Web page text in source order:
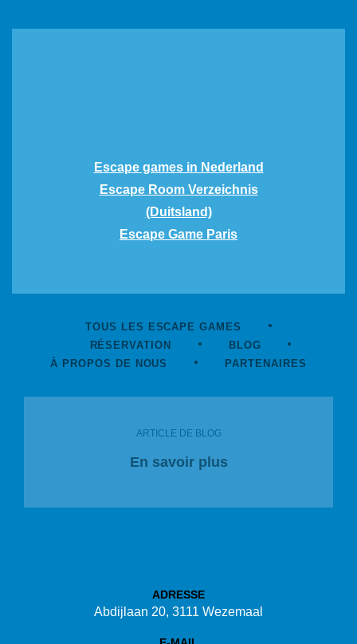
Escape games in Nederland
Escape Room Verzeichnis
(Duitsland)
Escape Game Paris
TOUS LES ESCAPE GAMES
RÉSERVATION
BLOG
À PROPOS DE NOUS
PARTENAIRES
ARTICLE DE BLOG
En savoir plus
ADRESSE
Abdijlaan 20, 3111 Wezemaal